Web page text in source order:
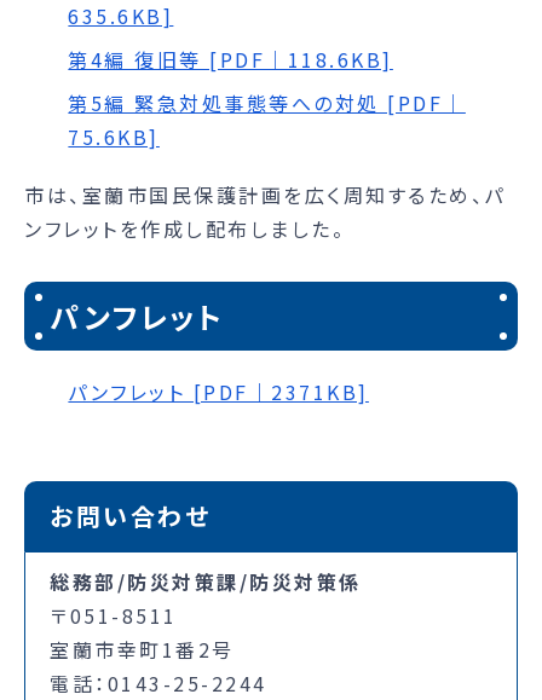
635.6KB]
第4編 復旧等 [PDF｜118.6KB]
第5編 緊急対処事態等への対処 [PDF｜
75.6KB]
市は、室蘭市国民保護計画を広く周知するため、パ
ンフレットを作成し配布しました。
パンフレット
パンフレット [PDF｜2371KB]
お問い合わせ
総務部/防災対策課/防災対策係
〒051-8511
室蘭市幸町1番2号
電話：0143-25-2244